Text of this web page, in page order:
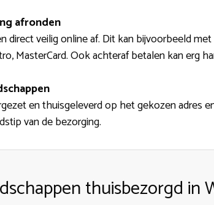
afronden
direct veilig online af. Dit kan bijvoorbeeld
MasterCard. Ook achteraf betalen kan erg
en thuisgeleverd op het gekozen adres
van de bezorging.
thuisbezorgd in